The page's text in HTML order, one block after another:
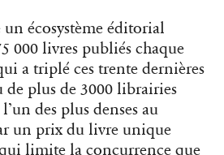
un écosystème éditorial
000 livres publiés chaque
a triplé ces trente dernières
de plus de 3000 librairies
des plus denses au
un prix du livre unique
limite la concurrence que